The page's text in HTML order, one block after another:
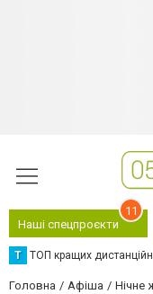
Наші спецпроєкти
11
Т ТОП кращих
Головна Афіша Нічне